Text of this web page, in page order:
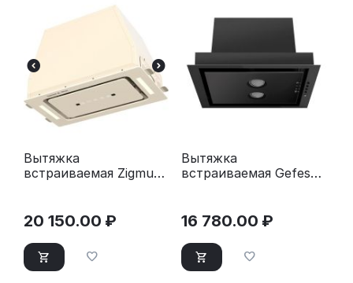
Вытяжка
встраиваемая Zigmund
20 150.00 ₽
Вытяжка
встраиваемая Gefest
16 780.00 ₽